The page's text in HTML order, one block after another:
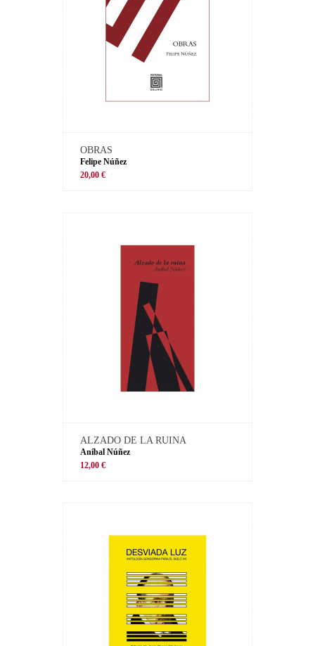
OBRAS
Felipe Núñez
20,00 €
ALZADO DE LA RUINA
Aníbal Núñez
12,00 €